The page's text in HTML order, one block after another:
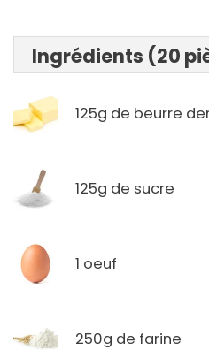
Ingrédients (20
125g de beurre
125g de sucre
1 oeuf
250g de farine